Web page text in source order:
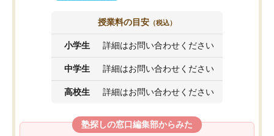
授業料の目安 （税込）
小学生 詳細はお問い合わせください
中学生 詳細はお問い合わせください
高校生 詳細はお問い合わせください
塾探しの窓口編集部からみた